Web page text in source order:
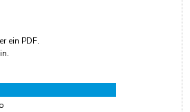
ein PDF.